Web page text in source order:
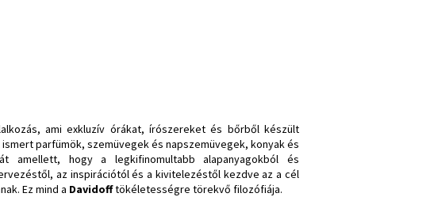
ami exkluzív órákat, írószereket és bőrből készült
parfümök, szemüvegek és napszemüvegek, konyak és
amellett, hogy a legkifinomultabb alapanyagokból és
az inspirációtól és a kivitelezéstől kezdve az a cél
Ez mind a Davidofftökéletességre törekvő filozófiája.